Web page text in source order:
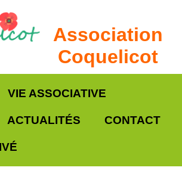
Association
Coquelicot
VIE ASSOCIATIVE
ACTUALITÉS CONTACT